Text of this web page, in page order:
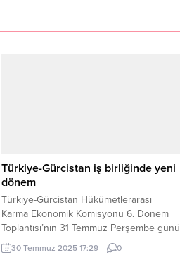
Türkiye-Gürcistan iş birliğinde yeni
dönem
Türkiye-Gürcistan Hükümetlerarası
Karma Ekonomik Komisyonu 6. Dönem
Toplantısı’nın 31 Temmuz Perşembe günü
Tiflis’te düzenlenecek. Toplantıya
Ulaştırma ve Altyapı Bakanı Abdulkadir
30 Temmuz 2025 17:29 0